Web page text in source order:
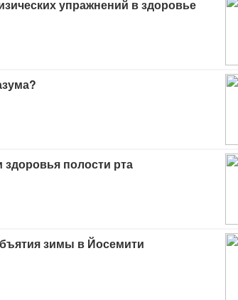
упражнений в здоровье
полости рта
зимы в Йосемити